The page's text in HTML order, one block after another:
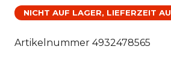
NICHT AUF LAGER, LIEFERZEIT
Artikelnummer 4932478565